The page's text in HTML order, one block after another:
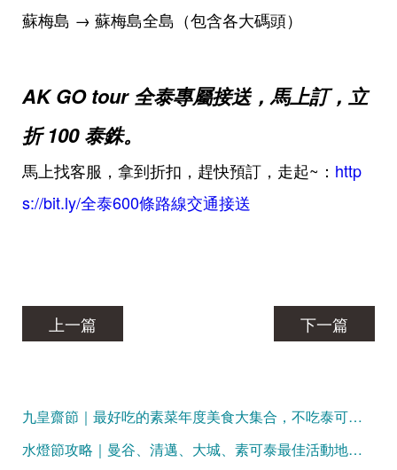
蘇梅島 → 蘇梅島全島（包含各大碼頭）
AK GO tour 全泰專屬接送，馬上訂，立
折 100 泰銖。
馬上找客服，拿到折扣，趕快預訂，走起~： http
s://bit.ly/全泰600條路線交通接送
上一篇 下一篇
九皇齋節｜最好吃的素菜年度美食大集合，不吃泰可惜！
水燈節攻略｜曼谷、清邁、大城、素可泰最佳活動地點大盤點